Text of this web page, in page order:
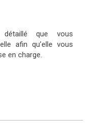
que vous
afin qu’elle vous
en charge.